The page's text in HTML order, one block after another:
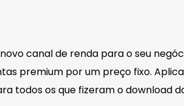
canal de renda para o seu
premium por um preço fixo.
todos os que fizeram o download